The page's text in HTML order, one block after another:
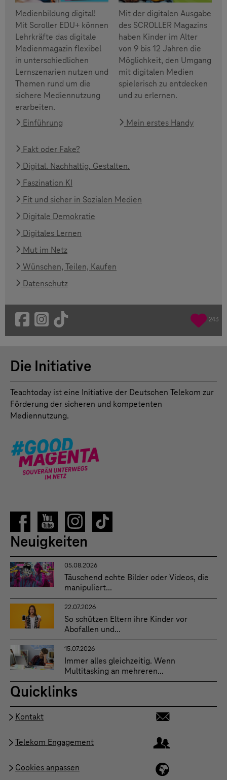
Medienbildung digital!
Mit Scroller EDU+ können
Lehrkräfte das digitale
Medienmagazin flexibel
in unterschiedlichen
Lernszenarien nutzen und
Themen rund um die
sichere Mediennutzung
erarbeiten.
Einführung
Mit der digitalen Ausgabe
des SCROLLER Magazins
haben Kinder im Alter
von 9 bis 12 Jahren die
Möglichkeit, den Umgang
mit digitalen Medien
spielerisch zu entdecken
und zu erlernen.
Mein erstes Handy
Fakt oder Fake?
Digital. Nachhaltig. Gestalten.
Faszination KI
Fit und sicher in Sozialen Medien
Digitale Demokratie
Digitales Lernen
Mut im Netz
Wünschen, Teilen, Kaufen
Datenschutz
243
Die Initiative
Teachtoday ist eine Initiative der Deutschen Telekom zur
Förderung der sicheren und kompetenten
Mediennutzung.
Neuigkeiten
05.08.2026
Täuschend echte Bilder oder Videos, die
manipuliert...
22.07.2026
So schützen Eltern ihre Kinder vor
Abofallen und...
15.07.2026
Immer alles gleichzeitig. Wenn
Multitasking an mehreren...
Quicklinks
Kontakt
Telekom Engagement
Cookies anpassen